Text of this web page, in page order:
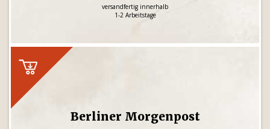
versandfertig innerhalb
1-2 Arbeitstage
Berliner Morgenpost